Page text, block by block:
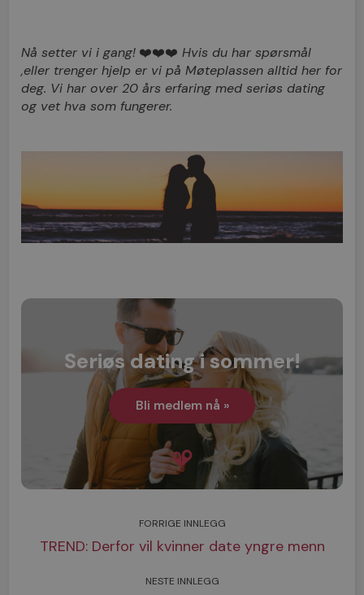
Nå setter vi i gang! ❤️❤️❤️ Hvis du har spørsmål
,eller trenger hjelp er vi på Møteplassen alltid her for
deg. Vi har over 20 års erfaring med seriøs dating
og vet hva som fungerer.
Seriøs dating i sommer!
Bli medlem nå »
FORRIGE INNLEGG
TREND: Derfor vil kvinner date yngre menn
NESTE INNLEGG